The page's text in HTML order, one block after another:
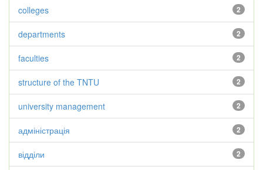
2
colleges
2
departments
2
faculties
2
structure of the TNTU
2
university management
2
адміністрація
2
відділи